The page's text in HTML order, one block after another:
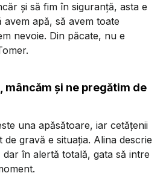
și să fim în siguranță, asta e
apă, să avem toate
nevoie. Din păcate, nu e
mâncăm și ne pregătim de
una apăsătoare, iar cetățenii
gravă e situația. Alina descrie
în alertă totală, gata să intre